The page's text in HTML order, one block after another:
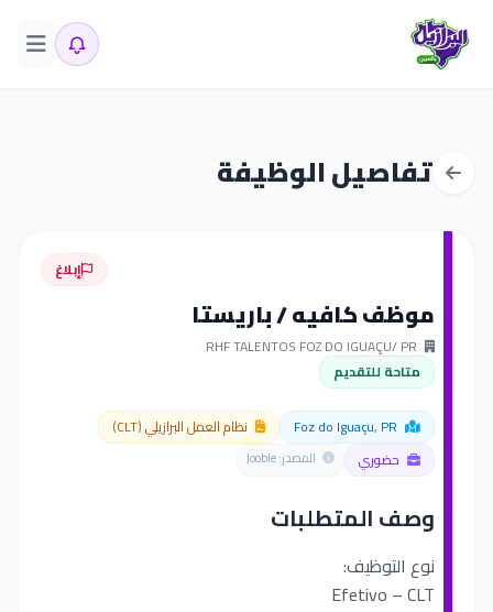
تفاصيل الوظيفة
إبلاغ
موظف كافيه / باريستا
متاحة للتقديم
نظام العمل البرازيلي (CLT)
حضوري
المصدر: Jooble
وصف المتطلبات
نوع التوظيف:
Efetivo – CLT